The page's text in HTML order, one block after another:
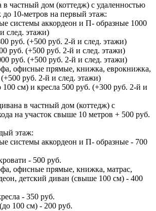
в частный дом (коттедж) с удаленностью
до 10-метров на первый этаж:
системы аккордеон и П- образные 1000
след. этажи)
руб. (+500 руб. 2-й и след. этажи)
руб. (+500 руб. 2-й и след. этажи)
руб. (+500 руб. 2-й и след. этажи)
офисные прямые, книжка, еврокнижка,
руб. 2-й и след. этажи)
100 см) и кресла 500 руб. (+300 руб. 2-й и
в частный дом (коттедж) с
на участок свыше 10 метров + 500 руб.
этаж:
системы аккордеон и П- образные - 700
- 500 руб.
офисные прямые, книжка, матрас,
детский диван (свыше 100 см) - 400
- 350 руб.
100 см) - 200 руб.